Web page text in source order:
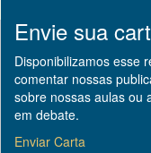
Envie sua
Disponibilizamos esse
comentar nossas
sobre nossas aulas ou
em debate.
Enviar Carta